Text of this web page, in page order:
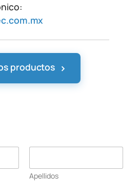
productos ›
Apellidos